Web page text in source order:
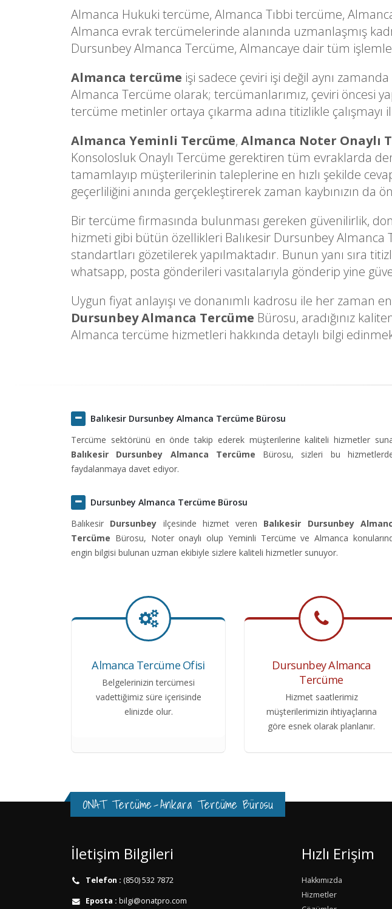
Almanca Hukuki tercüme, Almanca Tıbbi tercüme,
Almanca evrak tercümelerinde alanında uzmanlaşmış
Dursunbey Almanca Tercüme, Almancaye dair tüm
Almanca tercüme işi sadece çeviri işi değil aynı
Almanca Tercüme olarak; tercümanlarımız, çeviri öncesi
tercüme metinler ortaya çıkarma adına titizlikle çalışmayı
Almanca Yeminli Tercüme, Almanca Noter Onaylı
Konsolosluk Onaylı Tercüme gerektiren tüm evraklarda
tamamlayıp müşterilerinin taleplerine en hızlı şekilde
geçerliliğini anında gerçekleştirerek zaman kaybınızın da
Bir tercüme firmasında bulunması gereken güvenilirlik,
hizmeti gibi bütün özellikleri Balıkesir Dursunbey
standartları gözetilerek yapılmaktadır. Bunun yanı sıra
whatsapp, posta gönderileri vasıtalarıyla gönderip yine
Uygun fiyat anlayışı ve donanımlı kadrosu ile her zaman
Dursunbey Almanca Tercüme Bürosu, aradığınız
Almanca tercüme hizmetleri hakkında detaylı bilgi
Balıkesir Dursunbey Almanca Tercüme Bürosu
Tercüme sektörünü en önde takip ederek müşterilerine kaliteli hizmetler
Balıkesir Dursunbey Almanca Tercüme Bürosu, sizleri bu
faydalanmaya davet ediyor.
Dursunbey Almanca Tercüme Bürosu
Balıkesir Dursunbey ilçesinde hizmet veren Balıkesir Dursunbey
Tercüme Bürosu, Noter onaylı olup Yeminli Tercüme ve Almanca
engin bilgisi bulunan uzman ekibiyle sizlere kaliteli hizmetler sunuyor.
Almanca Tercüme Ofisi
Belgelerinizin tercümesi
vadettiğimiz süre içerisinde
elinizde olur.
Dursunbey Almanca
Tercüme
Hizmet saatlerimiz
müşterilerimizin ihtiyaçlarına
göre esnek olarak planlanır.
ONAT Tercüme-Ankara Tercüme Bürosu
İletişim Bilgileri
Telefon : (850) 532 7872
Eposta : bilgi@onatpro.com
Hızlı Erişim
Hakkımızda
Hizmetler